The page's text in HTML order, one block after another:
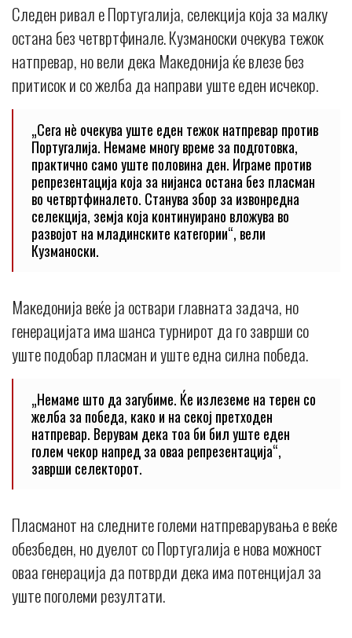
Следен ривал е Португалија, селекција која за малку
остана без четвртфинале. Кузманоски очекува тежок
натпревар, но вели дека Македонија ќе влезе без
притисок и со желба да направи уште еден исчекор.
„Сега нè очекува уште еден тежок натпревар против
Португалија. Немаме многу време за подготовка,
практично само уште половина ден. Играме против
репрезентација која за нијанса остана без пласман
во четвртфиналето. Станува збор за извонредна
селекција, земја која континуирано вложува во
развојот на младинските категории“, вели
Кузманоски.
Македонија веќе ја оствари главната задача, но
генерацијата има шанса турнирот да го заврши со
уште подобар пласман и уште една силна победа.
„Немаме што да загубиме. Ќе излеземе на терен со
желба за победа, како и на секој претходен
натпревар. Верувам дека тоа би бил уште еден
голем чекор напред за оваа репрезентација“,
заврши селекторот.
Пласманот на следните големи натпреварувања е веќе
обезбеден, но дуелот со Португалија е нова можност
оваа генерација да потврди дека има потенцијал за
уште поголеми резултати.